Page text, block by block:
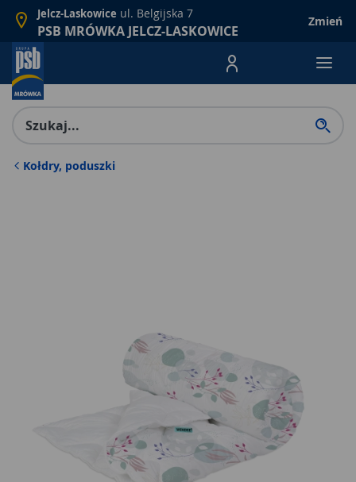
Jelcz-Laskowice ul. Belgijska 7
PSB MRÓWKA JELCZ-LASKOWICE
Zmień
Menu Produktów,
Kołdry, poduszki